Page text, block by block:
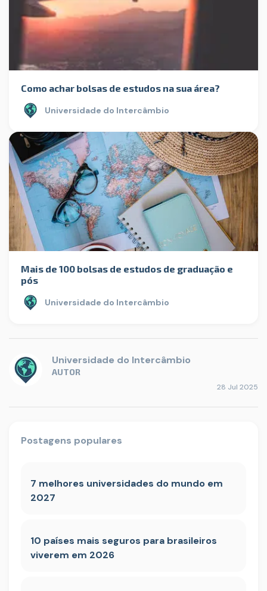
Como achar bolsas de estudos na sua área?
Universidade do Intercâmbio
Mais de 100 bolsas de estudos de graduação e
pós
Universidade do Intercâmbio
Universidade do Intercâmbio
AUTOR
28 Jul 2025
Postagens populares
7 melhores universidades do mundo em
2027
10 países mais seguros para brasileiros
viverem em 2026